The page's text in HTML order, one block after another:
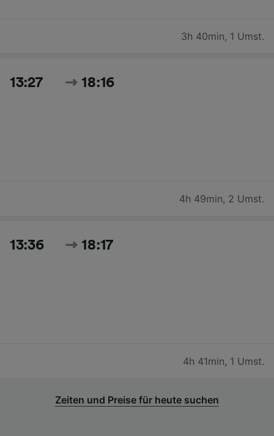
3h 40min, 1 Umst.
13:27 18:16
4h 49min, 2 Umst.
13:36 18:17
4h 41min, 1 Umst.
Zeiten und Preise für heute suchen